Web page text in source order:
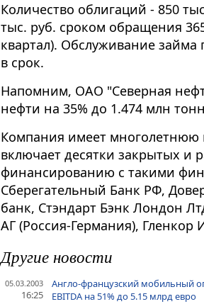
Количество облигаций - 850
тыс. руб. сроком обращения
квартал). Обслуживание
в срок.
Напомним, ОАО "Северная
нефти на 35% до 1.474 млн
Компания имеет многолетнюю
включает десятки закрытых
финансированию с такими
Сберегательный Банк РФ,
банк, Стэндарт Бэнк Лондон
АГ (Россия-Германия),
Другие новости
05.03.2003
16:25
Англо-французский мобильный
EBITDA на 51% до 5.15 млрд евро